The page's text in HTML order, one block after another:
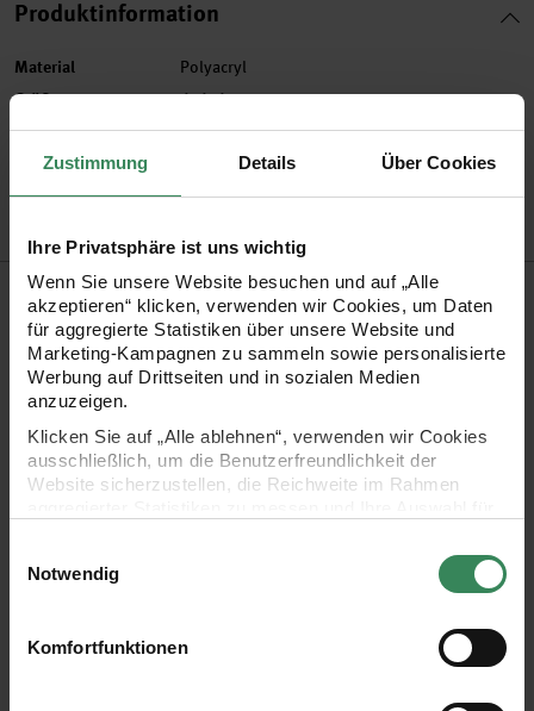
Zustimmung Details Über Cookies
Ihre Privatsphäre ist uns wichtig
Wenn Sie unsere Website besuchen und auf „Alle
akzeptieren“ klicken, verwenden wir Cookies, um Daten
für aggregierte Statistiken über unsere Website und
Marketing-Kampagnen zu sammeln sowie personalisierte
Werbung auf Drittseiten und in sozialen Medien
anzuzeigen.
Klicken Sie auf „Alle ablehnen“, verwenden wir Cookies
ausschließlich, um die Benutzerfreundlichkeit der
Website sicherzustellen, die Reichweite im Rahmen
Ihre Einwilligung ist freiwillig und kann jederzeit über den
Link „Cookie-Einstellungen“ im Fußbereich der Seite
verwendeten Technologien und den Empfängern der
Daten finden Sie in unserer Datenschutzerklärung.
Notwendig
Komfortfunktionen
Produktinformation
Material Polyacryl
Größe 6x6x6mm
Bestell-Nr. 3390252
Produktbeschreibung
Schmuck kann man ganz einfach selbst herstellen! Mit den
Buchstabenwürfeln lassen sich die Kreationen
ausdrücken. So wird daraus auf einfache Art und Weise ein
mega modernes Style Piece zum Verschenken oder
Selbertragen.
einfach aufzufädeln mit dem passenden Perlonfaden